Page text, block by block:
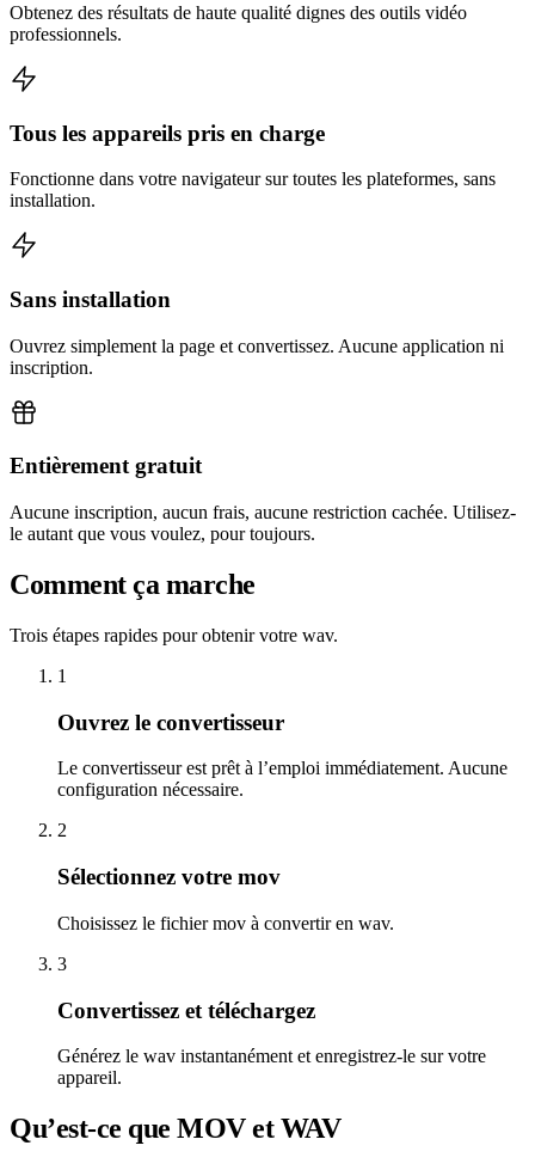
Obtenez des résultats de haute qualité dignes des outils vidéo
professionnels.
Tous les appareils pris en charge
Fonctionne dans votre navigateur sur toutes les plateformes, sans
installation.
Sans installation
Ouvrez simplement la page et convertissez. Aucune application ni
inscription.
Entièrement gratuit
Aucune inscription, aucun frais, aucune restriction cachée. Utilisez-
le autant que vous voulez, pour toujours.
Comment ça marche
Trois étapes rapides pour obtenir votre wav.
1
Ouvrez le convertisseur
Le convertisseur est prêt à l’emploi immédiatement. Aucune
configuration nécessaire.
2
Sélectionnez votre mov
Choisissez le fichier mov à convertir en wav.
3
Convertissez et téléchargez
Générez le wav instantanément et enregistrez-le sur votre
appareil.
Qu’est-ce que MOV et WAV